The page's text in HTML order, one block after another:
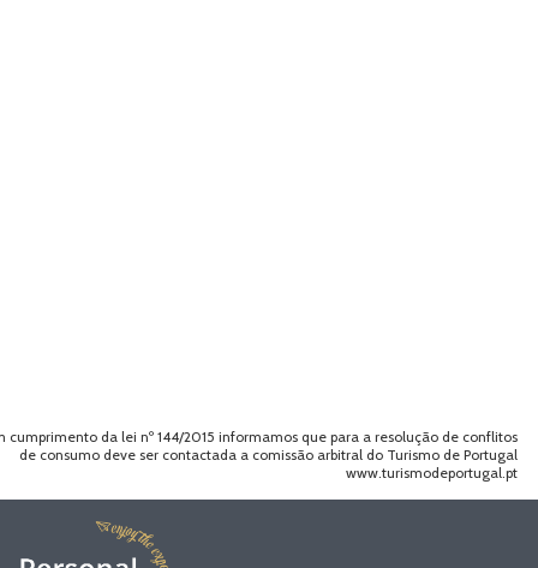
cumprimento da lei nº 144/2015 informamos que para a resolução de conflitos
de consumo deve ser contactada a comissão arbitral do Turismo de Portugal
www.turismodeportugal.pt